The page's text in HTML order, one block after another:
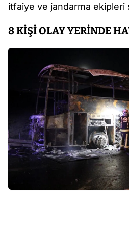
itfaiye ve jandarma ekipleri
8 KİŞİ OLAY YERİNDE